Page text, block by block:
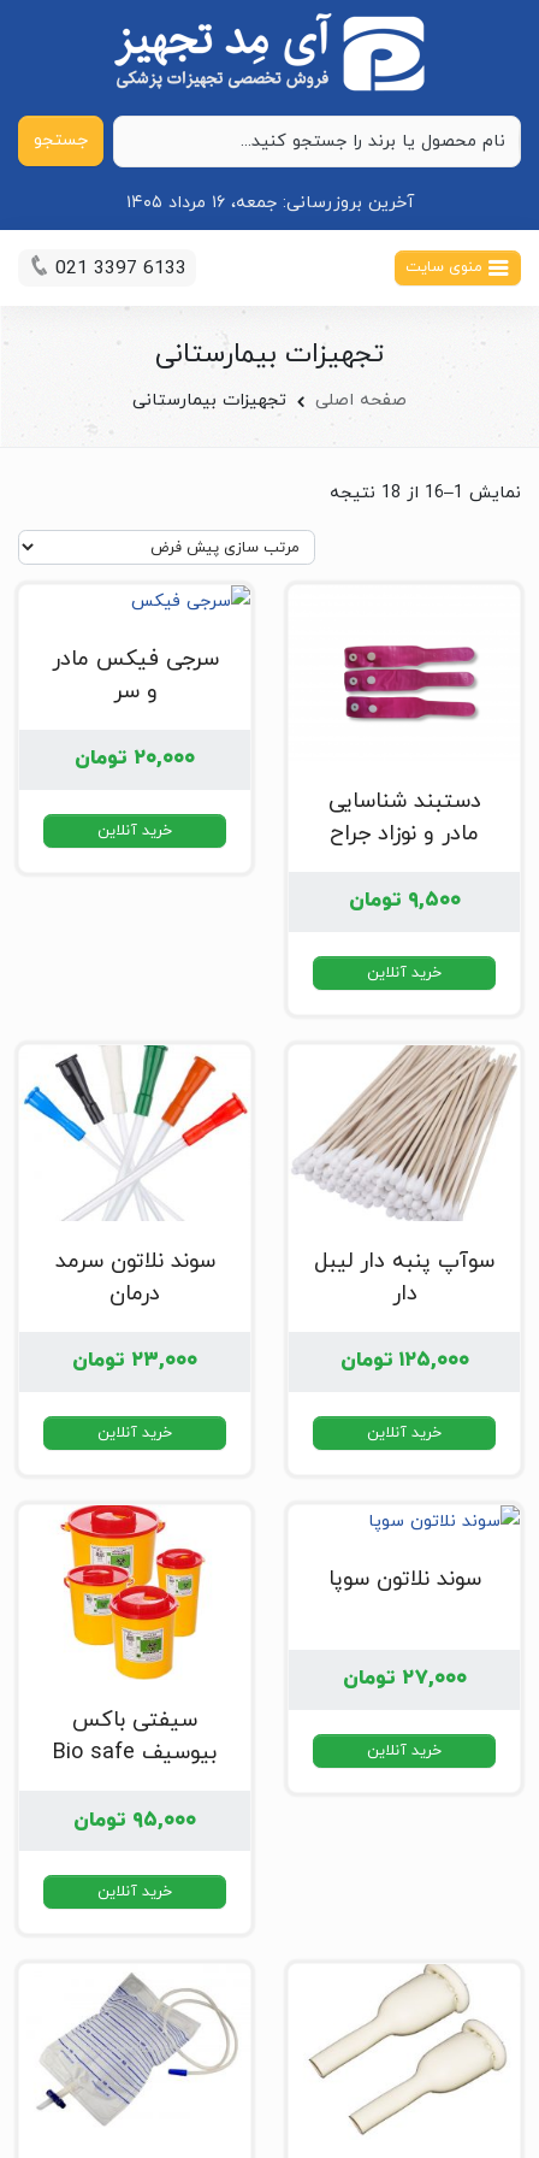
جستجو
آخرین بروزرسانی: جمعه، ۱۶ مرداد ۱۴۰۵
منوی سایت 021 3397 6133
تجهیزات بیمارستانی
صفحه اصلی تجهیزات بیمارستانی
نمایش 1–16 از 18 نتیجه
دستبند شناسایی
مادر و نوزاد جراح
۹,۵۰۰ تومان
خرید آنلاین
سرجی فیکس مادر
و سر
۲۰,۰۰۰ تومان
خرید آنلاین
سوآپ پنبه دار لیبل
دار
۱۲۵,۰۰۰ تومان
خرید آنلاین
سوند نلاتون سرمد
درمان
۲۳,۰۰۰ تومان
خرید آنلاین
سوند نلاتون سوپا
۲۷,۰۰۰ تومان
خرید آنلاین
سیفتی باکس
بیوسیف Bio safe
۹۵,۰۰۰ تومان
خرید آنلاین